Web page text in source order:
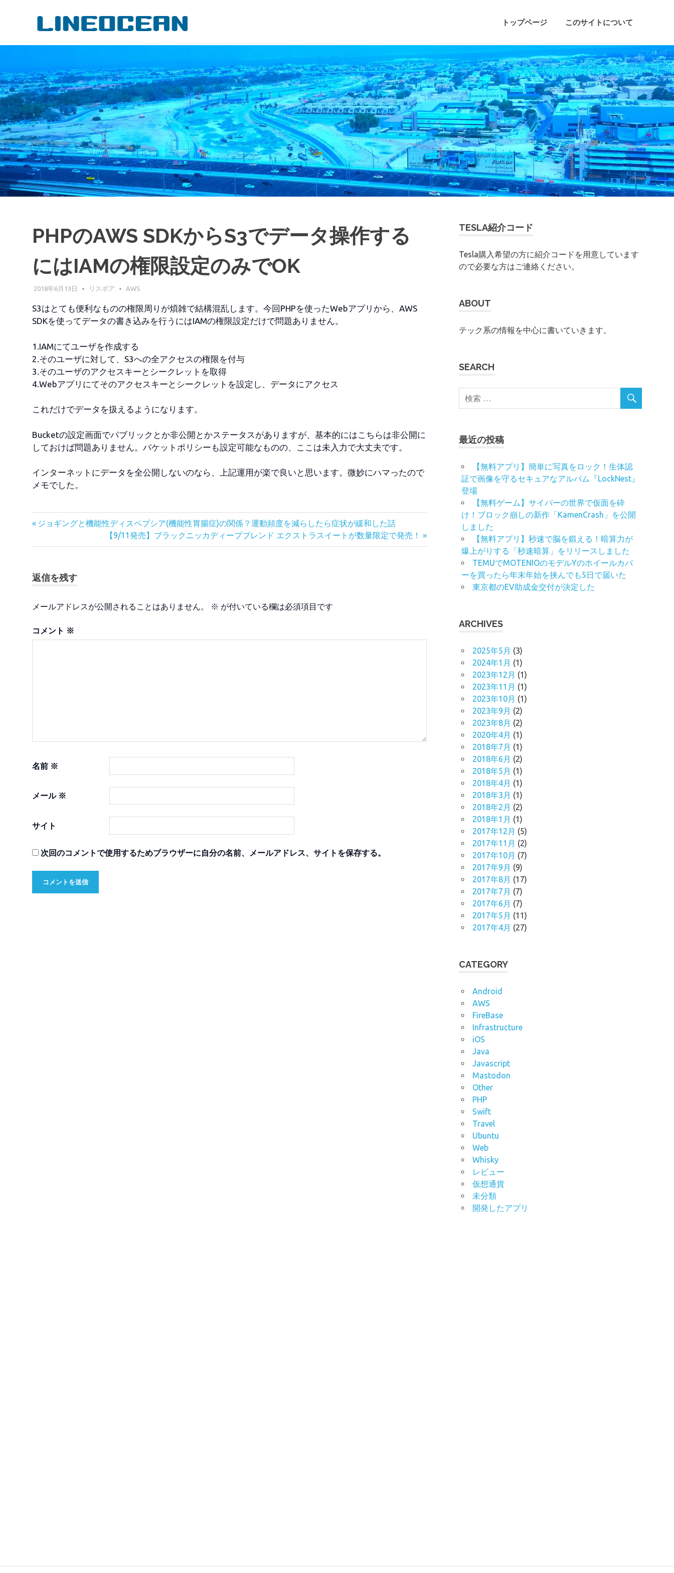
ス
キ
ッ
プ
トップページ このサイトについて
PHPのAWS SDKからS3でデータ操作する
にはIAMの権限設定のみでOK
2018年6月13日 リスボア AWS
S3はとても便利なものの権限周りが煩雑で結構混乱します。今回PHPを使ったWebアプリから、AWS
SDKを使ってデータの書き込みを行うにはIAMの権限設定だけで問題ありません。
1.IAMにてユーザを作成する
2.そのユーザに対して、S3への全アクセスの権限を付与
3.そのユーザのアクセスキーとシークレットを取得
4.Webアプリにてそのアクセスキーとシークレットを設定し、データにアクセス
これだけでデータを扱えるようになります。
Bucketの設定画面でパブリックとか非公開とかステータスがありますが、基本的にはこちらは非公開に
しておけば問題ありません。パケットポリシーも設定可能なものの、ここは未入力で大丈夫です。
インターネットにデータを全公開しないのなら、上記運用が楽で良いと思います。微妙にハマったので
メモでした。
投
稿
ビ
シ
前
記
ジョギングと機能性ディスペプシア(機能性胃腸症)の関係？運動頻度を減らしたら症状が緩和した話
次
の
【9/11発売】ブラックニッカディープブレンド エクストラスイートが数量限定で発売！
返信を残す
メールアドレスが公開されることはありません。 ※ が付いている欄は必須項目です
コメント ※
名前 ※
メール ※
サイト
次回のコメントで使用するためブラウザーに自分の名前、メールアドレス、サイトを保存する。
TESLA紹介コード
Tesla購入希望の方に紹介コードを用意しています
ので必要な方はご連絡ください。
ABOUT
テック系の情報を中心に書いていきます。
SEARCH
最近の投稿
【無料アプリ】簡単に写真をロック！生体認
証で画像を守るセキュアなアルバム『LockNest』
登場
【無料ゲーム】サイバーの世界で仮面を砕
け！ブロック崩しの新作「KamenCrash」を公開
しました
【無料アプリ】秒速で脳を鍛える！暗算力が
爆上がりする「秒速暗算」をリリースしました
TEMUでMOTENIOのモデルYのホイールカバ
ーを買ったら年末年始を挟んでも5日で届いた
東京都のEV助成金交付が決定した
ARCHIVES
2025年5月 (3)
2024年1月 (1)
2023年12月 (1)
2023年11月 (1)
2023年10月 (1)
2023年9月 (2)
2023年8月 (2)
2020年4月 (1)
2018年7月 (1)
2018年6月 (2)
2018年5月 (1)
2018年4月 (1)
2018年3月 (1)
2018年2月 (2)
2018年1月 (1)
2017年12月 (5)
2017年11月 (2)
2017年10月 (7)
2017年9月 (9)
2017年8月 (17)
2017年7月 (7)
2017年6月 (7)
2017年5月 (11)
2017年4月 (27)
CATEGORY
Android
AWS
FireBase
Infrastructure
iOS
Java
Javascript
Mastodon
Other
PHP
Swift
Travel
Ubuntu
Web
Whisky
レビュー
仮想通貨
未分類
開発したアプリ